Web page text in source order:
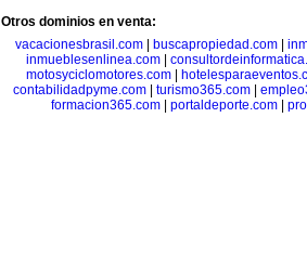
Otros dominios en venta:
vacacionesbrasil.com
buscapropiedad.com
inmueblesenlinea.com|
motosyciclomotores.com|
contabilidadpyme.com| turismo365.com|
formacion365.com| portaldeporte.com|